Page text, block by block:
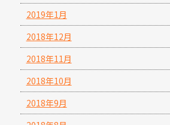
2019年1月
2018年12月
2018年11月
2018年10月
2018年9月